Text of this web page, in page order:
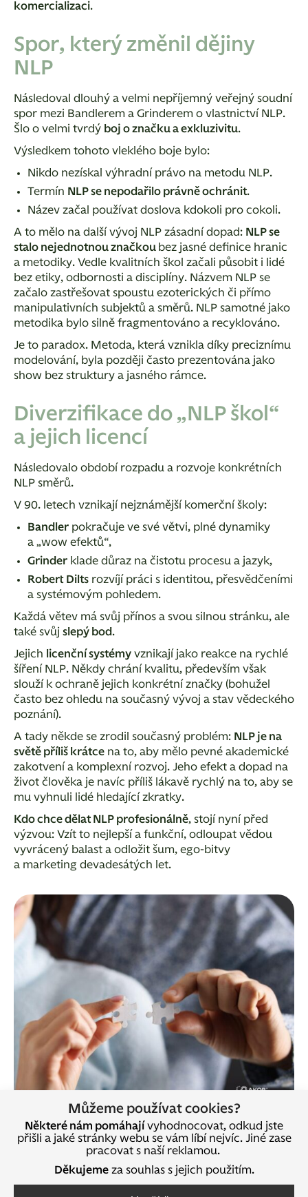
Můžeme používat cookies?
Některé nám pomáhají vyhodnocovat, odkud jste
přišli a jaké stránky webu se vám líbí nejvíc. Jiné zase
pracovat s naší reklamou.
Děkujemeza souhlas s jejich použitím.
komercializaci.
Spor, který změnil dějiny
NLP
Následoval dlouhý a velmi nepříjemný veřejný soudní
spor mezi Bandlerem a Grinderem o vlastnictví NLP.
Šlo o velmi tvrdý boj o značku a exkluzivitu.
Výsledkem tohoto vleklého boje bylo:
Nikdo nezískal výhradní právo na metodu NLP.
Termín NLP se nepodařilo právně ochránit.
Název začal používat doslova kdokoli pro cokoli.
A to mělo na další vývoj NLP zásadní dopad: NLP se
stalo nejednotnou značkou bez jasné definice hranic
a metodiky. Vedle kvalitních škol začali působit i lidé
bez etiky, odbornosti a disciplíny. Názvem NLP se
začalo zastřešovat spoustu ezoterických či přímo
manipulativních subjektů a směrů. NLP samotné jako
metodika bylo silně fragmentováno a recyklováno.
Je to paradox. Metoda, která vznikla díky preciznímu
modelování, byla později často prezentována jako
show bez struktury a jasného rámce.
Diverzifikace do „NLP škol“
a jejich licencí
Následovalo období rozpadu a rozvoje konkrétních
NLP směrů.
V 90. letech vznikají nejznámější komerční školy:
Bandler pokračuje ve své větvi, plné dynamiky
a „wow efektů“,
Grinder klade důraz na čistotu procesu a jazyk,
Robert Dilts rozvíjí práci s identitou, přesvědčeními
a systémovým pohledem.
Každá větev má svůj přínos a svou silnou stránku, ale
také svůj slepý bod.
Jejich
licenční systémy vznikají jako reakce na rychlé
šíření NLP. Někdy chrání kvalitu, především však
slouží k ochraně jejich konkrétní značky (bohužel
často bez ohledu na současný vývoj a stav vědeckého
poznání).
A tady někde se zrodil současný problém: NLP je na
světě příliš krátce na to, aby mělo pevné akademické
zakotvení a komplexní rozvoj. Jeho efekt a dopad na
život člověka je navíc příliš lákavě rychlý na to, aby se
mu vyhnuli lidé hledající zkratky.
Kdo chce dělat NLP profesionálně, stojí nyní před
výzvou: Vzít to nejlepší a funkční, odloupat vědou
vyvrácený balast a odložit šum, ego-bitvy
a marketing devadesátých let.
Vědecká kritika NLP – a proč
ji brát vážně